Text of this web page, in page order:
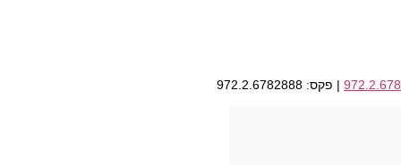
| פקס: 972.2.6782888